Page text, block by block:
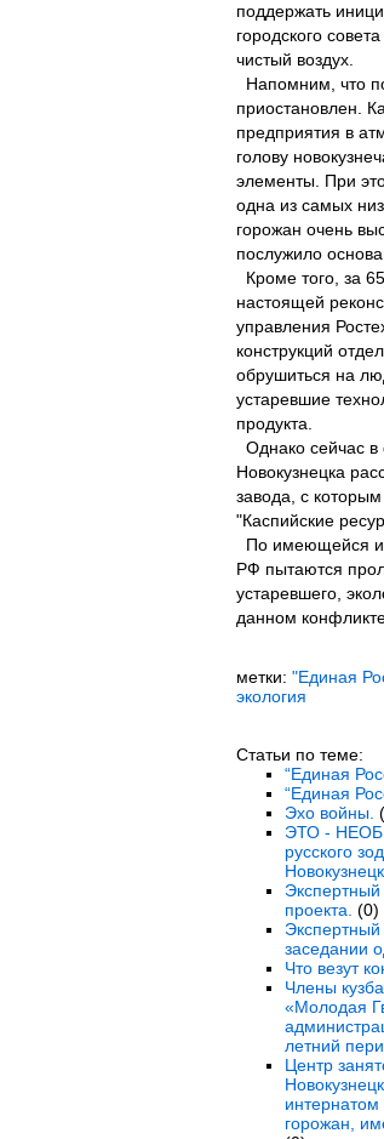
поддержать
городского
чистый воздух.
Напомним, что
приостановлен.
предприятия в
голову
элементы. При
одна из самых
горожан очень
послужило
Кроме того, за
настоящей
управления
конструкций
обрушиться на
устаревшие
продукта.
Однако сейчас
Новокузнецка
завода, с
"Каспийские
По имеющейся
РФ пытаются
устаревшего,
данном
метки: "Единая
экология
Статьи по теме:
“Единая
“Единая
Эхо войны.
ЭТО -
русского
Экспертный
проекта. (0)
Экспертный
заседании
Что везут
Члены
«Молодая
летний
Центр
горожан,